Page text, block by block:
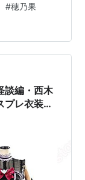
たい。そん
は、前向き
を巻き込ん
そ、この衣
気”までまと
#穂乃果
談編・西木
プレ衣装